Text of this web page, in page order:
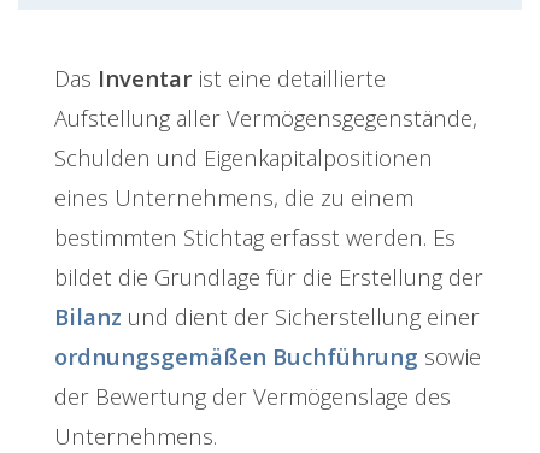
Das Inventar ist eine detaillierte
Aufstellung aller Vermögensgegenstände,
Schulden und Eigenkapitalpositionen
eines Unternehmens, die zu einem
bestimmten Stichtag erfasst werden. Es
bildet die Grundlage für die Erstellung der
Bilanz und dient der Sicherstellung einer
ordnungsgemäßen Buchführung sowie
der Bewertung der Vermögenslage des
Unternehmens.